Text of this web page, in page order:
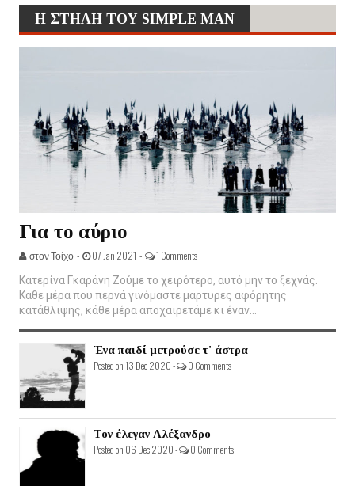
Η ΣΤΗΛΗ ΤΟΥ SIMPLE MAN
Για το αύριο
στον Τοίχο - 07 Jan 2021 - 1 Comments
Κατερίνα Γκαράνη Ζούμε το χειρότερο, αυτό μην το ξεχνάς.
Κάθε μέρα που περνά γινόμαστε μάρτυρες αφόρητης
κατάθλιψης, κάθε μέρα αποχαιρετάμε κι έναν...
Ένα παιδί μετρούσε τ' άστρα
Posted on 13 Dec 2020 - 0 Comments
Τον έλεγαν Αλέξανδρο
Posted on 06 Dec 2020 - 0 Comments